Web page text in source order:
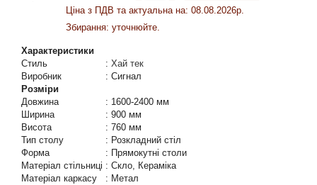
Ціна з ПДВ та актуальна на: 08.08.2026р.
Збирання: уточнюйте.
Характеристики
Стиль
: Хай тек
Виробник
: Сигнал
Розміри
Довжина
: 1600-2400 мм
Ширина
: 900 мм
Висота
: 760 мм
Тип столу
: Розкладний стіл
Форма
: Прямокутні столи
Матеріал стільниці : Скло, Кераміка
Матеріал каркасу
: Метал